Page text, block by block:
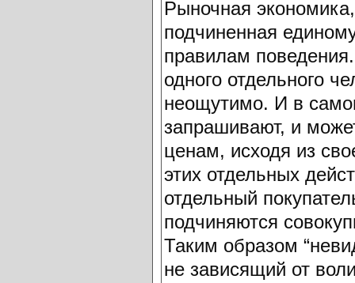
Рыночная
подчиненная
правилам
одного отдельного
неощутимо. И в
запрашивают, и
ценам, исходя из
этих отдельных
отдельный
подчиняются
Таким образом
не зависящий от